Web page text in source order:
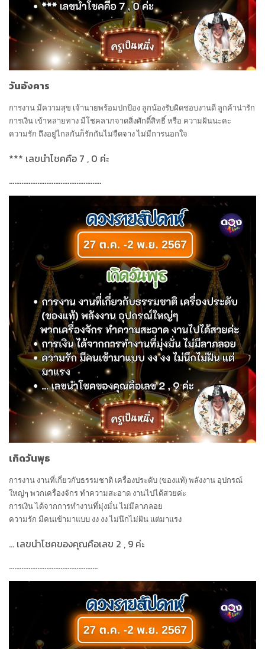
วันอังคาร
การงาน มีความสุข เจ้านายพร้อมปกป้อง ลูกน้องรับผิดชอบงานดี ลูกค้าน่ารัก
การเงิน เข้าหลายทาง มีโชคลาภจาดสิ่งศักดิ์สิทธิ์ หรือ ความฝันนะคะ
ความรัก ถึงอยู่ไกลกันก็รักกันไม่จืดจาง ไม่มีการนอกใจ
*** เลขนำโชคคือ 7 , 0 ค่ะ
....................................................
เกิดวันพุธ
การงาน งานที่เกี่ยวกับธรรมชาติ เครื่องประดับ (ของแท้)พลังงาน อุปกรณ์
ใหญ่ๆ พวกเครื่องจักร ทำความสะอาด งานไปได้สวยค่ะ
การเงิน ได้จากการทำงานที่มุ่งมั่น ไม่มีลาภลอย
ความรัก มีคนเข้ามาแบบ งง งง ไม่นึกไม่ฝัน แต่มาแรง
... เลขนำโชคของคุณคือเลข 2 , 9 ค่ะ
..................................................